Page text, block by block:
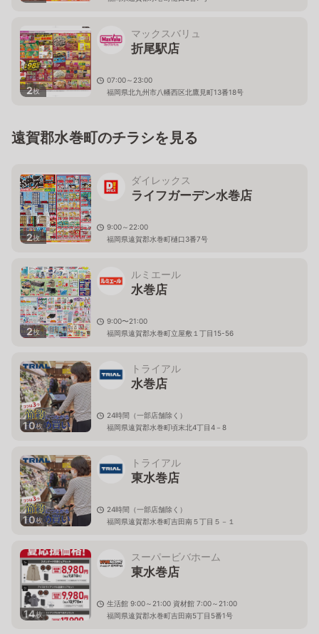
2枚
マックスバリュ
折尾駅店
07:00～23:00
福岡県北九州市八幡西区北鷹見町13番18号
遠賀郡水巻町のチラシを見る
2枚
ダイレックス
ライフガーデン水巻店
9:00～22:00
福岡県遠賀郡水巻町樋口3番7号
2枚
ルミエール
水巻店
9:00〜21:00
福岡県遠賀郡水巻町立屋敷１丁目15-56
10枚
トライアル
水巻店
24時間（一部店舗除く）
福岡県遠賀郡水巻町頃末北4丁目4－8
10枚
トライアル
東水巻店
24時間（一部店舗除く）
福岡県遠賀郡水巻町吉田南５丁目５－１
14枚
スーパービバホーム
東水巻店
生活館 9:00～21:00 資材館 7:00～21:00
福岡県遠賀郡水巻町吉田南5丁目5番1号